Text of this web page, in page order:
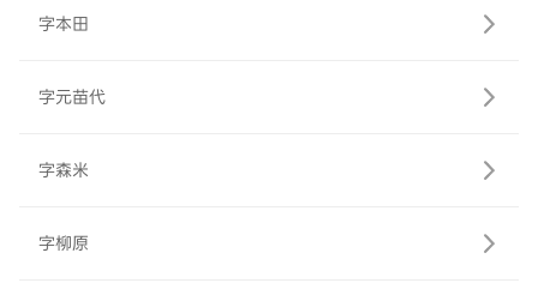
字本田
字元苗代
字森米
字柳原